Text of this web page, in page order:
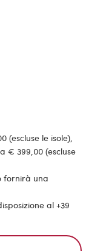
(escluse le isole),
€ 399,00 (escluse
fornirà una
al +39